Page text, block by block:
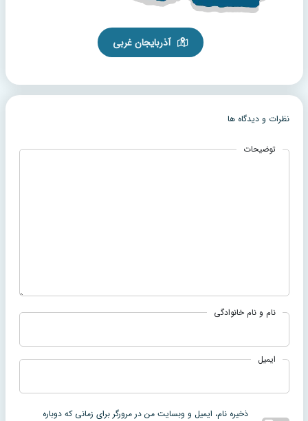
آذربایجان غربی
نظرات و دیدگاه ها
توضیحات
نام و نام خانوادگی
ایمیل
ذخیره نام، ایمیل و وبسایت من در مرورگر برای زمانی که دوباره